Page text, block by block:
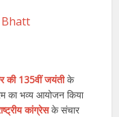
की 135वीं जयंती के
का भव्य आयोजन किया
कांग्रेसके संचार